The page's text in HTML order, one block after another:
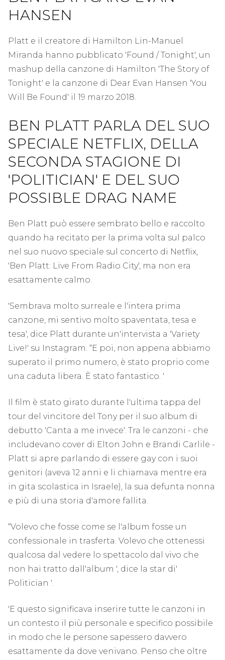
HANSEN
Platt e il creatore di Hamilton Lin-Manuel
Miranda hanno pubblicato 'Found / Tonight', un
mashup della canzone di Hamilton 'The Story of
Tonight' e la canzone di Dear Evan Hansen 'You
Will Be Found' il 19 marzo 2018.
BEN PLATT PARLA DEL SUO
SPECIALE NETFLIX, DELLA
SECONDA STAGIONE DI
'POLITICIAN' E DEL SUO
POSSIBLE DRAG NAME
Ben Platt può essere sembrato bello e raccolto
quando ha recitato per la prima volta sul palco
nel suo nuovo speciale sul concerto di Netflix,
'Ben Platt: Live From Radio City', ma non era
esattamente calmo.
'Sembrava molto surreale e l'intera prima
canzone, mi sentivo molto spaventata, tesa e
tesa', dice Platt durante un'intervista a 'Variety
Live!' su Instagram. “E poi, non appena abbiamo
superato il primo numero, è stato proprio come
una caduta libera. È stato fantastico. '
Il film è stato girato durante l'ultima tappa del
tour del vincitore del Tony per il suo album di
debutto 'Canta a me invece'. Tra le canzoni - che
includevano cover di Elton John e Brandi Carlile -
Platt si apre parlando di essere gay con i suoi
genitori (aveva 12 anni e li chiamava mentre era
in gita scolastica in Israele), la sua defunta nonna
e più di una storia d'amore fallita.
“Volevo che fosse come se l'album fosse un
confessionale in trasferta. Volevo che ottenessi
qualcosa dal vedere lo spettacolo dal vivo che
non hai tratto dall'album ', dice la star di'
Politician '.
'E questo significava inserire tutte le canzoni in
un contesto il più personale e specifico possibile
in modo che le persone sapessero davvero
esattamente da dove venivano. Penso che oltre